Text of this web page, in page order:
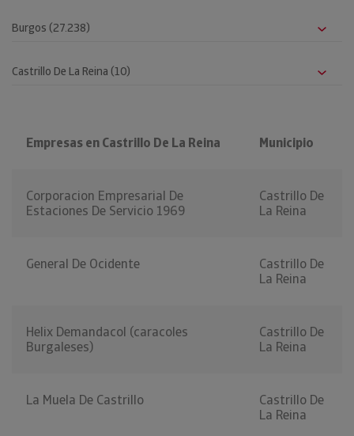
Empresas en Castrillo De La Reina Municipio
Corporacion Empresarial De
Estaciones De Servicio 1969
Castrillo De
La Reina
General De Ocidente
Castrillo De
La Reina
Helix Demandacol (caracoles
Burgaleses)
Castrillo De
La Reina
La Muela De Castrillo
Castrillo De
La Reina